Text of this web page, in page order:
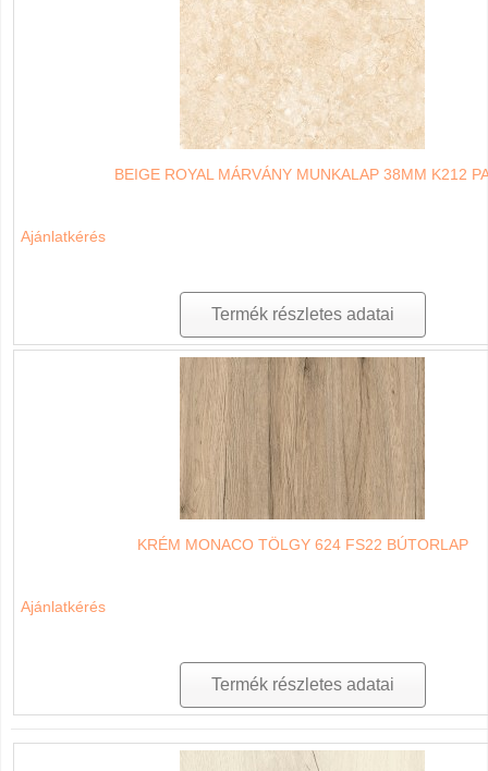
BEIGE ROYAL MÁRVÁNY MUNKALAP 38MM K212
Ajánlatkérés
Termék részletes adatai
KRÉM MONACO TÖLGY 624 FS22 BÚTORLAP
Ajánlatkérés
Termék részletes adatai